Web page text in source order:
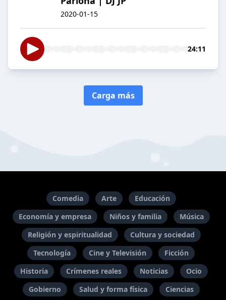
2020-01-15
24:11
Carga más
Comedia Arte
Educación
Economía y empresa
Niños y familia
Música
Religión y espiritualidad
Cultura y sociedad
Tecnología
Cine y Televisión
Ficción
Historia
Crímenes reales Noticias
Ocio
Gobierno
Salud y forma física Ciencias